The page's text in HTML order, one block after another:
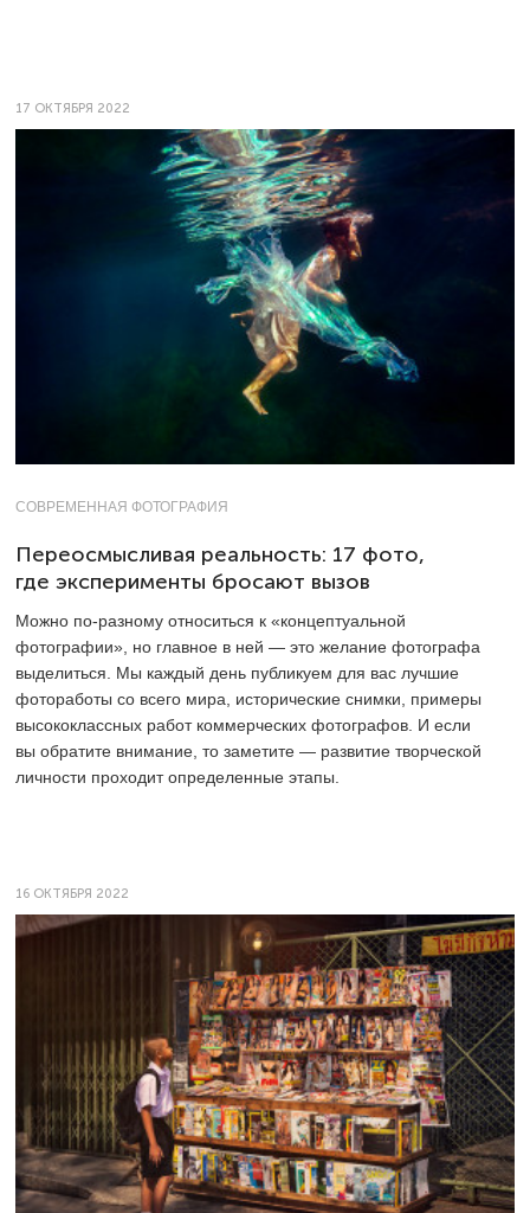
17 ОКТЯБРЯ 2022
СОВРЕМЕННАЯ ФОТОГРАФИЯ
Переосмысливая реальность: 17 фото,
где эксперименты бросают вызов
Можно по-разному относиться к «концептуальной
фотографии», но главное в ней — это желание фотографа
выделиться. Мы каждый день публикуем для вас лучшие
фотоработы со всего мира, исторические снимки, примеры
высококлассных работ коммерческих фотографов. И если
вы обратите внимание, то заметите — развитие творческой
личности проходит определенные этапы.
16 ОКТЯБРЯ 2022